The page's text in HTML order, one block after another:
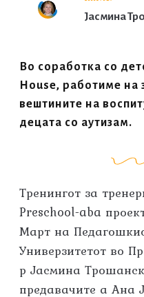
Јасмина
Во соработка со
House, работиме на
вештините на
децата со аутизам.
Тренингот за
Preschool-aba
Март на
Универзитетот во
р Јасмина
предавачите а Ана